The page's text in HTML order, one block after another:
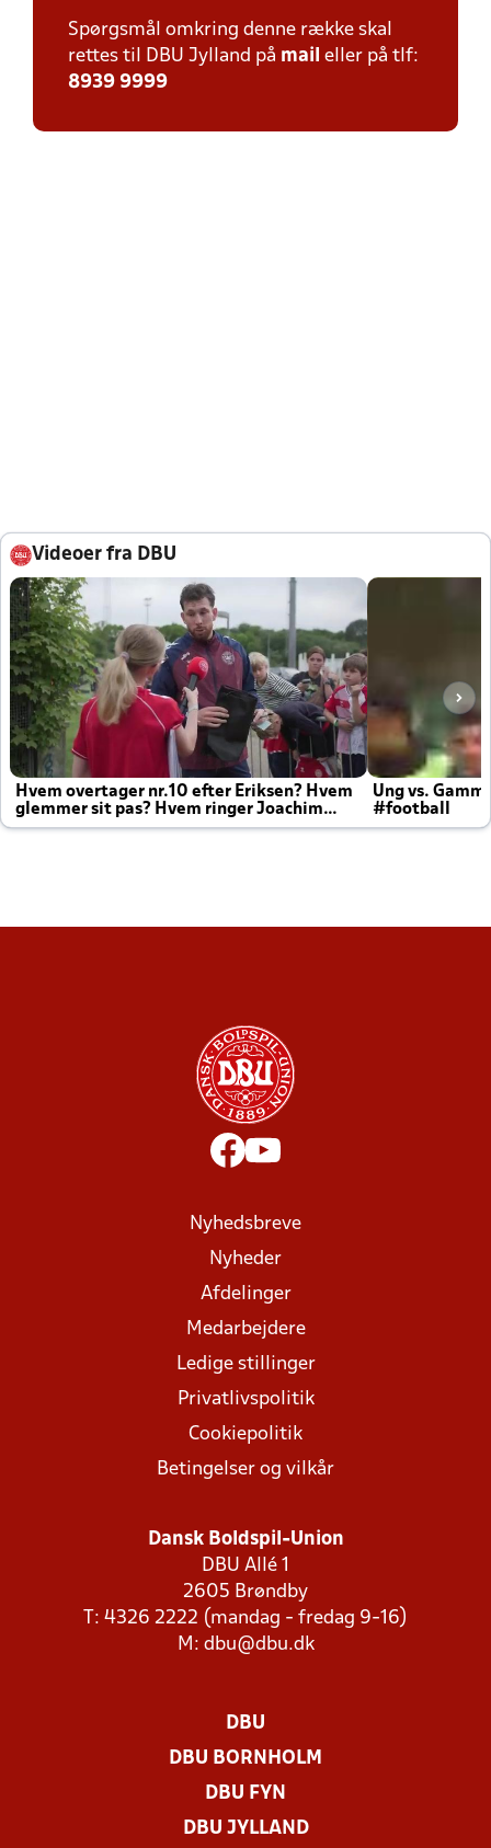
Spørgsmål omkring denne række skal
rettes til DBU Jylland på mail eller på tlf:
8939 9999
Videoer fra DBU
Hvem overtager nr.10 efter Eriksen? Hvem
glemmer sit pas? Hvem ringer Joachim
altid til efter kampe?
Ung vs.
#football
Nyhedsbreve
Nyheder
Afdelinger
Medarbejdere
Ledige stillinger
Privatlivspolitik
Cookiepolitik
Betingelser og vilkår
Dansk Boldspil-Union
DBU Allé 1
2605 Brøndby
T: 4326 2222 (mandag - fredag 9-16)
M: dbu@dbu.dk
DBU
DBU BORNHOLM
DBU FYN
DBU JYLLAND